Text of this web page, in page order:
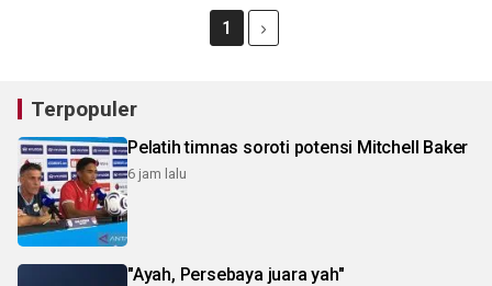
1
Terpopuler
Pelatih timnas soroti potensi Mitchell Baker
6 jam lalu
"Ayah, Persebaya juara yah"